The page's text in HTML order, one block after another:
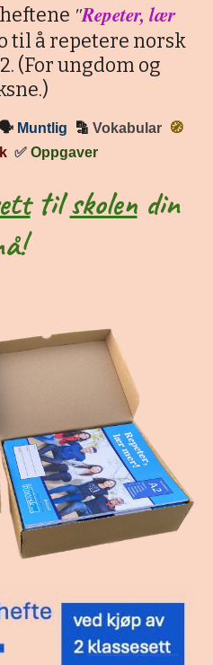
"Repeter, lær
til å repetere norsk
(For ungdom og
Muntlig 🔡 Vokabular
🧭
✅ Oppgaver
tilskolendin